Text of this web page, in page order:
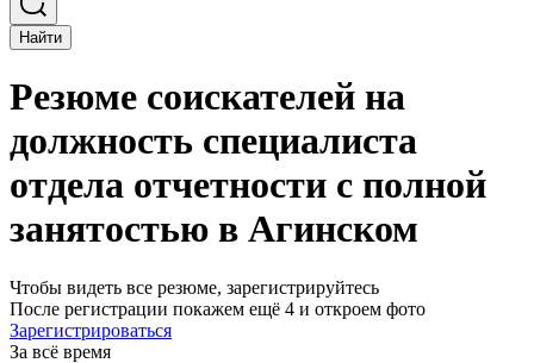
Найти
Резюме соискателей на
должность специалиста
отдела отчетности с полной
занятостью в Агинском
Чтобы видеть все резюме, зарегистрируйтесь
После регистрации покажем ещё 4 и откроем фото
Зарегистрироваться
За всё время